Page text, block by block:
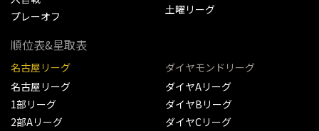
プレーオフ
土曜リーグ
順位表&星取表
名古屋リーグ
名古屋リーグ
1部リーグ
2部Aリーグ
ダイヤモンドリーグ
ダイヤAリーグ
ダイヤBリーグ
ダイヤCリーグ